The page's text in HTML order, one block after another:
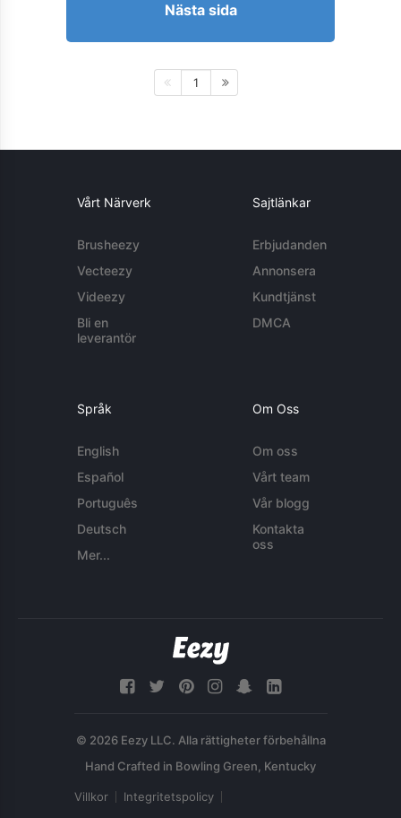
Nästa sida
1
Vårt Närverk
Brusheezy
Vecteezy
Videezy
Bli en
leverantör
Sajtlänkar
Erbjudanden
Annonsera
Kundtjänst
DMCA
Språk
English
Español
Português
Deutsch
Mer...
Om Oss
Om oss
Vårt team
Vår blogg
Kontakta
oss
© 2026 Eezy LLC. Alla rättigheter förbehållna
Villkor Integritetspolicy